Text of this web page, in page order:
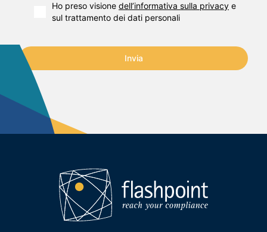
Ho preso visione dell’informativa sulla privacy e
sul trattamento dei dati personali
Invia